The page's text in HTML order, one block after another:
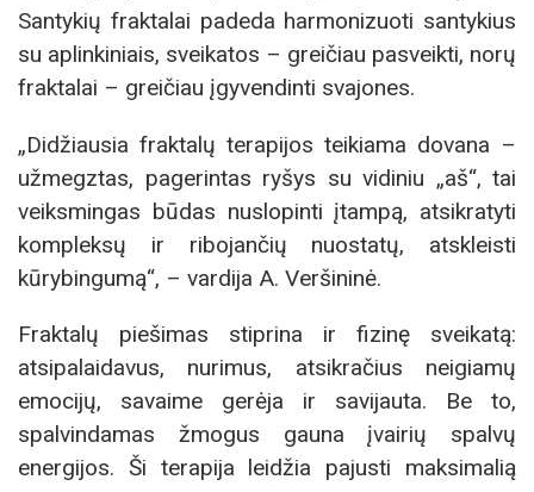
Santykių fraktalai padeda harmonizuoti santykius
su aplinkiniais, sveikatos – greičiau pasveikti, norų
fraktalai – greičiau įgyvendinti svajones.
„Didžiausia fraktalų terapijos teikiama dovana –
užmegztas, pagerintas ryšys su vidiniu „aš“, tai
veiksmingas būdas nuslopinti įtampą, atsikratyti
kompleksų ir ribojančių nuostatų, atskleisti
kūrybingumą“, – vardija A. Veršininė.
Fraktalų piešimas stiprina ir fizinę sveikatą:
atsipalaidavus, nurimus, atsikračius neigiamų
emocijų, savaime gerėja ir savijauta. Be to,
spalvindamas žmogus gauna įvairių spalvų
energijos. Ši terapija leidžia pajusti maksimalią